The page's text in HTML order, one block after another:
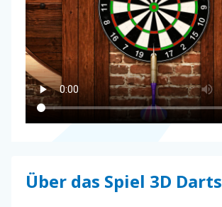
Über das Spiel 3D Darts